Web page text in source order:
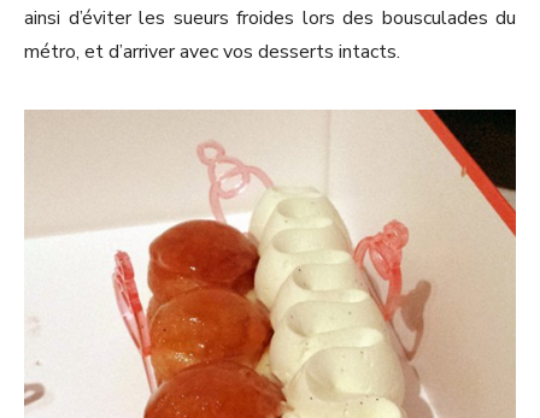
ainsi d’éviter les sueurs froides lors des bousculades du
métro, et d’arriver avec vos desserts intacts.